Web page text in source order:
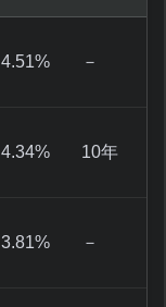
4.51% －
4.34% 10年
3.81% －